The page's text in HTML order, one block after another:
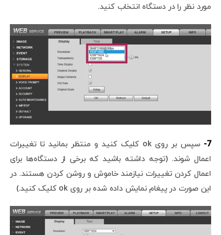
مورد نظر را در دستگاه انتخاب کنید.
7-
سپس بر روی ok کلیک کنید و منتظر بمانید تا تغییرات
اعمال شوند. (توجه داشته باشید که برخی از دستگاه‌ها برای
اعمال کردن تغییرات نیازمند خاموش و روشن کردن هستند. در
این صورت در پیغام نمایش داده شده بر روی ok کلیک کنید.)